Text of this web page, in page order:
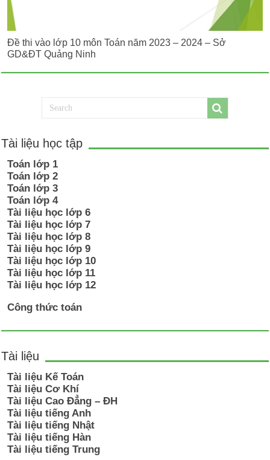
Đề thi vào lớp 10 môn Toán năm 2023 – 2024 – Sở
GD&ĐT Quảng Ninh
Tài liệu học tập
Toán lớp 1
Toán lớp 2
Toán lớp 3
Toán lớp 4
Tài liệu học lớp 6
Tài liệu học lớp 7
Tài liệu học lớp 8
Tài liệu học lớp 9
Tài liệu học lớp 10
Tài liệu học lớp 11
Tài liệu học lớp 12
Công thức toán
Tài liệu
Tài liệu Kế Toán
Tài liệu Cơ Khí
Tài liệu Cao Đẳng – ĐH
Tài liệu tiếng Anh
Tài liệu tiếng Nhật
Tài liệu tiếng Hàn
Tài liệu tiếng Trung